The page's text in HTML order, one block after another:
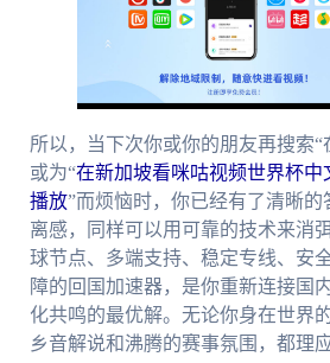
所以，当下次你或你的朋友再搜索“
或为“在新加坡看咪咕视频世界杯中
播放”而烦恼时，你已经有了清晰的
离感，同样可以用可靠的技术来消
球节点、多端支持、稳定专线、安
障的回国加速器，是你重新连接国
化共鸣的最优解。无论你身在世界
乡音解说和沸腾的赛事氛围，都理